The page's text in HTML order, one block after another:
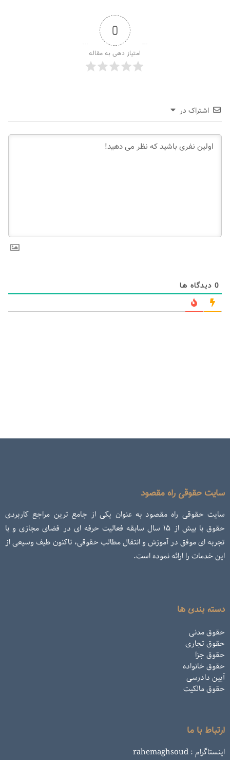
0
امتیاز دهی به مقاله
اشتراک در
0 دیدگاه ها
سایت حقوقی راه مقصود
سایت حقوقی راه مقصود به عنوان یکی از جامع ترین مراجع کاربردی
حقوق با بیش از ۱۵ سال سابقه فعالیت حرفه ای در فضای مجازی و با
تجربه ای موفق در آموزش و انتقال مطالب حقوقی، تاکنون طیف وسیعی از
این خدمات را ارائه نموده است.
دسته بندی ها
حقوق مدنی
حقوق تجاری
حقوق جزا
حقوق خانواده
آیین دادرسی
حقوق مالکیت
ارتباط با ما
اینستاگرام : rahemaghsoud